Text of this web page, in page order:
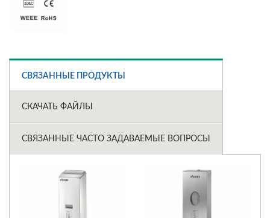
СВЯЗАННЫЕ ПРОДУКТЫ
СКАЧАТЬ ФАЙЛЫ
СВЯЗАННЫЕ ЧАСТО ЗАДАВАЕМЫЕ ВОПРОСЫ